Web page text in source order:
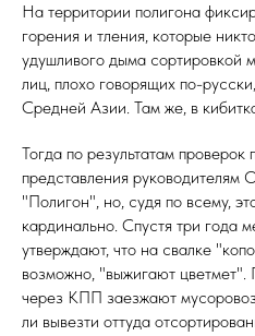
На территории полигона
горения и тления, которые
удушливого дыма сортировкой
лиц, плохо говорящих по-
Средней Азии. Там же, в
Тогда по результатам проверок
представления
"Полигон", но, судя по всему,
кардинально. Спустя три года
утверждают, что на свалке
возможно, "выжигают цветмет".
через КПП заезжают
ли вывезти оттуда